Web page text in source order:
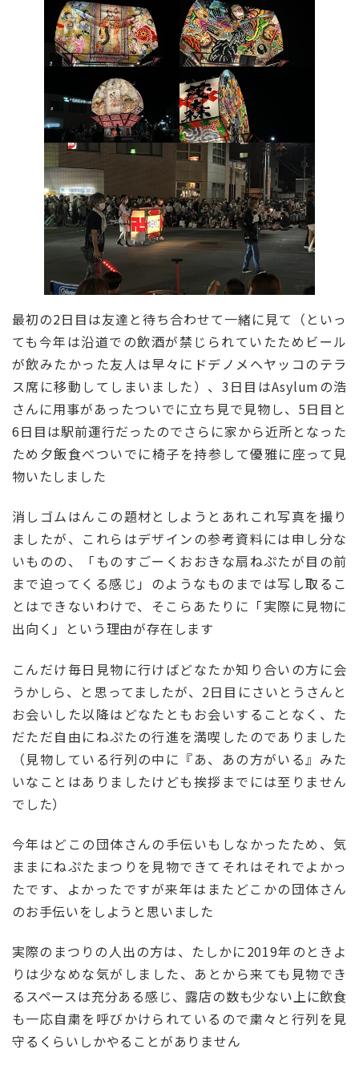
最初の2日目は友達と待ち合わせて一緒に見て（といっ
ても今年は沿道での飲酒が禁じられていたためビール
が飲みたかった友人は早々にドデノメヘヤッコのテラ
ス席に移動してしまいました）、3日目はAsylumの浩
さんに用事があったついでに立ち見で見物し、5日目と
6日目は駅前運行だったのでさらに家から近所となった
ため夕飯食べついでに椅子を持参して優雅に座って見
物いたしました
消しゴムはんこの題材としようとあれこれ写真を撮り
ましたが、これらはデザインの参考資料には申し分な
いものの、「ものすごーくおおきな扇ねぷたが目の前
まで迫ってくる感じ」のようなものまでは写し取るこ
とはできないわけで、そこらあたりに「実際に見物に
出向く」という理由が存在します
こんだけ毎日見物に行けばどなたか知り合いの方に会
うかしら、と思ってましたが、2日目にさいとうさんと
お会いした以降はどなたともお会いすることなく、た
だただ自由にねぷたの行進を満喫したのでありました
（見物している行列の中に『あ、あの方がいる』みた
いなことはありましたけども挨拶までには至りません
でした）
今年はどこの団体さんの手伝いもしなかったため、気
ままにねぷたまつりを見物できてそれはそれでよかっ
たです、よかったですが来年はまたどこかの団体さん
のお手伝いをしようと思いました
実際のまつりの人出の方は、たしかに2019年のときよ
りは少なめな気がしました、あとから来ても見物でき
るスペースは充分ある感じ、露店の数も少ない上に飲食
も一応自粛を呼びかけられているので粛々と行列を見
守るくらいしかやることがありません